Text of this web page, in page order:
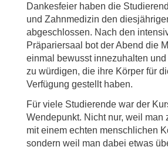
Dankesfeier haben die
und Zahnmedizin den
abgeschlossen. Nach den
Präpariersaal bot der Abend die
einmal bewusst innezuhalten
zu würdigen, die ihre Körper für
Verfügung gestellt haben.
Für viele Studierende war der
Wendepunkt. Nicht nur, weil man
mit einem echten menschlichen
sondern weil man dabei etwas